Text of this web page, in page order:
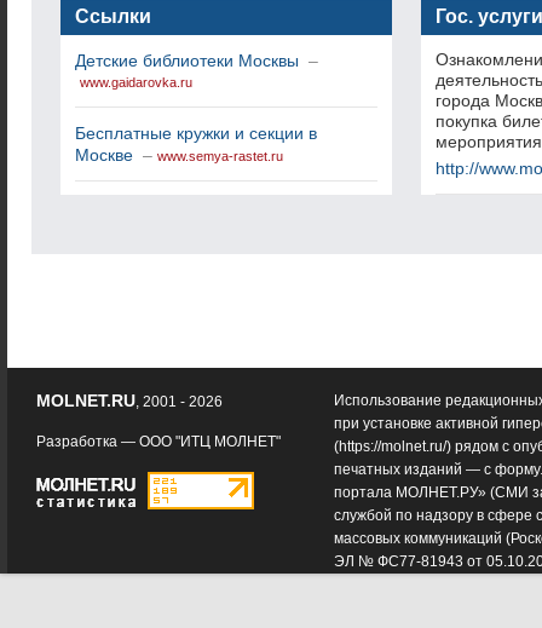
Ссылки
Детские библиотеки Москвы –
www.gaidarovka.ru
Бесплатные кружки и секции в
Москве – www.semya-rastet.ru
Гос. услуги
города
покупка
мероприятия
http://
Использование
при установке активной
(https://molnet.ru/) рядом с
печатных изданий — с
портала МОЛНЕТ.РУ» (СМИ
службой по надзору в сфере
массовых коммуникаций
ЭЛ № ФС77-81943 от
MOLNET.RU, 2001 - 2026
Разработка — ООО "ИТЦ МОЛНЕТ"